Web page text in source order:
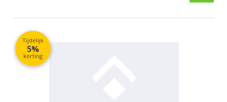
Tijdelijk
5%
korting